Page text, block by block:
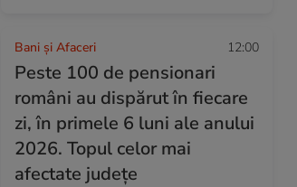
Bani și Afaceri 12:00
Peste 100 de pensionari
români au dispărut în fiecare
zi, în primele 6 luni ale anului
2026. Topul celor mai
afectate județe